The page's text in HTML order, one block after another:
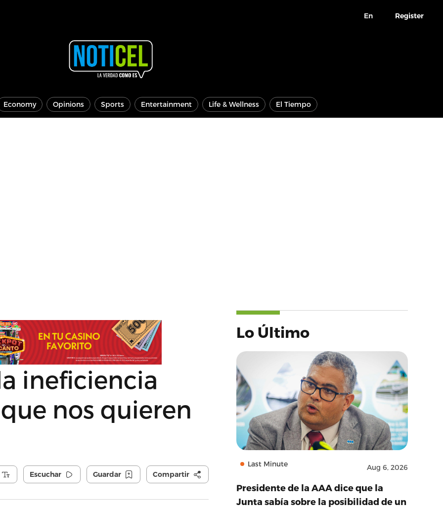
En Register
Economy Opinions Sports Entertainment Life & Wellness El Tiempo
ineficiencia
nos quieren
Escuchar Guardar Compartir
Lo Último
Last Minute Aug 6, 2026
Presidente de la AAA dice que la
Junta sabía sobre la posibilidad de un